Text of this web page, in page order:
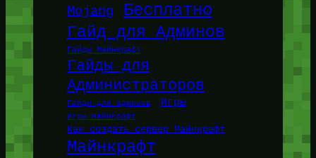
Mojang Бесплатно
Гайд для Админов
Гайды Майнкрафт
Гайды для
Администраторов
Гайды для админов Игры
Игры Майнкрафт
Как создать сервер Майнкрафт
Майнкрафт